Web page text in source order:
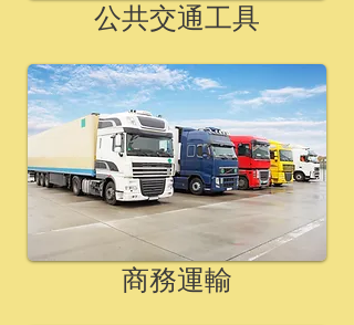
公共交通工具
商務運輸